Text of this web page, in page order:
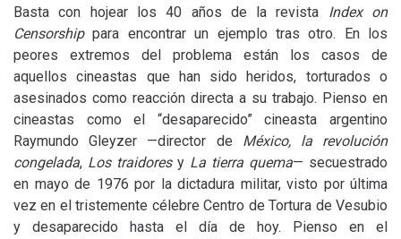
Basta con hojear los 40 años de la revista Index on
Censorshippara encontrar un ejemplo tras otro. En los
peores extremos del problema están los casos de
aquellos cineastas que han sido heridos, torturados o
asesinados como reacción directa a su trabajo. Pienso en
cineastas como el “desaparecido” cineasta argentino
Raymundo Gleyzer —director de México, la revolución
congelada, Los traidores y La tierra quema— secuestrado
en mayo de 1976 por la dictadura militar, visto por última
vez en el tristemente célebre Centro de Tortura de Vesubio
y desaparecido hasta el día de hoy. Pienso en el